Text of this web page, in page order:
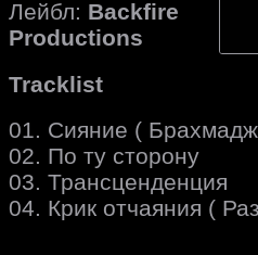
Лейбл: Backfire
Productions
Tracklist
01. Сияние (
02. По ту сторону
03. Трансценденция
04. Крик отчаяния (